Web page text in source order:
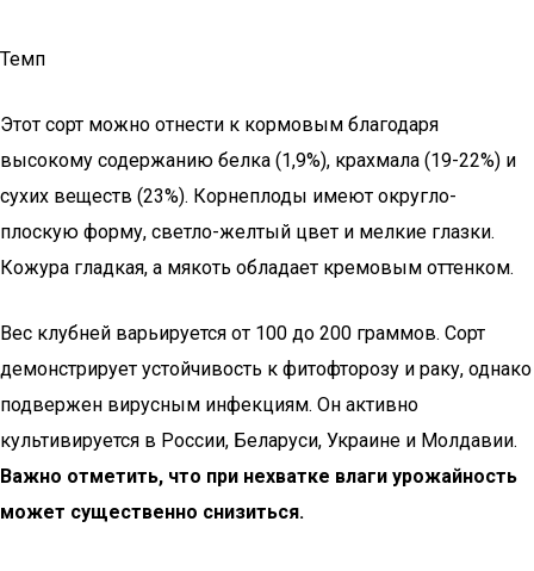
Темп
Этот сорт можно отнести к кормовым благодаря
высокому содержанию белка (1,9%), крахмала (19-22%) и
сухих веществ (23%). Корнеплоды имеют округло-
плоскую форму, светло-желтый цвет и мелкие глазки.
Кожура гладкая, а мякоть обладает кремовым оттенком.
Вес клубней варьируется от 100 до 200 граммов. Сорт
демонстрирует устойчивость к фитофторозу и раку, однако
подвержен вирусным инфекциям. Он активно
культивируется в России, Беларуси, Украине и Молдавии.
Важно отметить, что при нехватке влаги урожайность
может существенно снизиться.